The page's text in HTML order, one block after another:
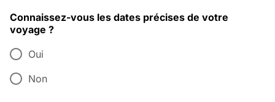
Connaissez-vous les dates précises de votre
voyage ?
Oui
Non